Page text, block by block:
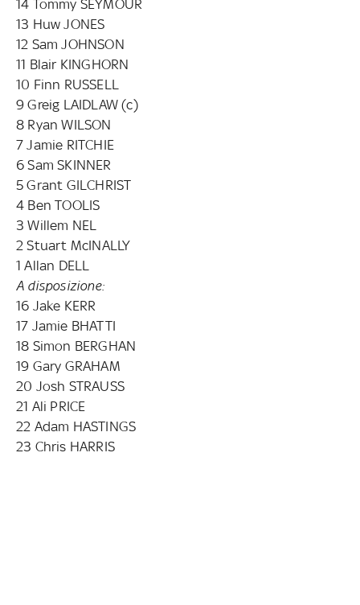
14 Tommy SEYMOUR
13 Huw JONES
12 Sam JOHNSON
11 Blair KINGHORN
10 Finn RUSSELL
9 Greig LAIDLAW (c)
8 Ryan WILSON
7 Jamie RITCHIE
6 Sam SKINNER
5 Grant GILCHRIST
4 Ben TOOLIS
3 Willem NEL
2 Stuart McINALLY
1 Allan DELL
A disposizione:
16 Jake KERR
17 Jamie BHATTI
18 Simon BERGHAN
19 Gary GRAHAM
20 Josh STRAUSS
21 Ali PRICE
22 Adam HASTINGS
23 Chris HARRIS